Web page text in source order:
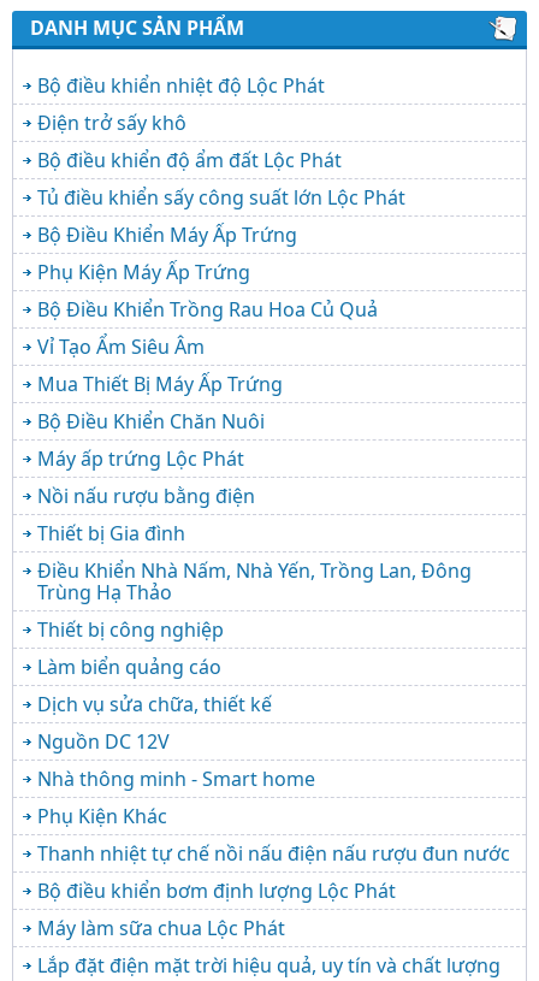
DANH MỤC SẢN PHẨM
Bộ điều khiển nhiệt độ Lộc Phát
Điện trở sấy khô
Bộ điều khiển độ ẩm đất Lộc Phát
Tủ điều khiển sấy công suất lớn Lộc Phát
Bộ Điều Khiển Máy Ấp Trứng
Phụ Kiện Máy Ấp Trứng
Bộ Điều Khiển Trồng Rau Hoa Củ Quả
Vỉ Tạo Ẩm Siêu Âm
Mua Thiết Bị Máy Ấp Trứng
Bộ Điều Khiển Chăn Nuôi
Máy ấp trứng Lộc Phát
Nồi nấu rượu bằng điện
Thiết bị Gia đình
Điều Khiển Nhà Nấm, Nhà Yến, Trồng Lan, Đông
Trùng Hạ Thảo
Thiết bị công nghiệp
Làm biển quảng cáo
Dịch vụ sửa chữa, thiết kế
Nguồn DC 12V
Nhà thông minh - Smart home
Phụ Kiện Khác
Thanh nhiệt tự chế nồi nấu điện nấu rượu đun nước
Bộ điều khiển bơm định lượng Lộc Phát
Máy làm sữa chua Lộc Phát
Lắp đặt điện mặt trời hiệu quả, uy tín và chất lượng